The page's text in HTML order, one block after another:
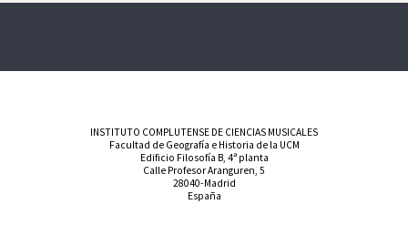
INSTITUTO COMPLUTENSE DE CIENCIAS MUSICALES
Facultad de Geografía e Historia de la UCM
Edificio Filosofía B, 4ª planta
Calle Profesor Aranguren, 5
28040-Madrid
España